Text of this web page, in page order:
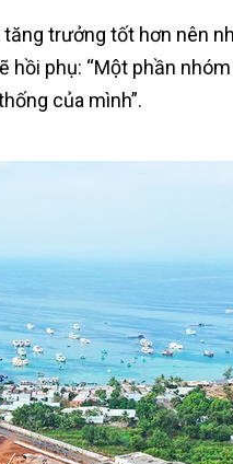
trưởng tốt hơn nên
hồi phụ: “Một phần
của mình”.